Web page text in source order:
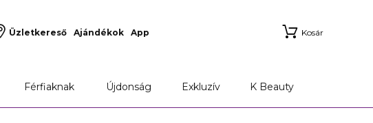
Üzletkereső Ajándékok App Kosár
Férfiaknak Újdonság Exkluzív K Beauty